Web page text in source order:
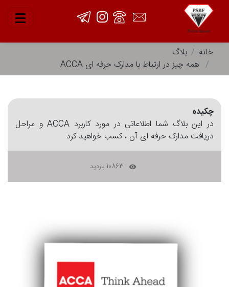
خانه
بلاگ
همه چیز در ارتباط با مدارک حرفه ای ACCA
چکیده
در این بلاگ شما اطلاعاتی در مورد کاربرد ACCA و مراحل
دریافت مدارک حرفه ای آن ، کسب خواهید کرد
remove_red_eye 10863 بازدید